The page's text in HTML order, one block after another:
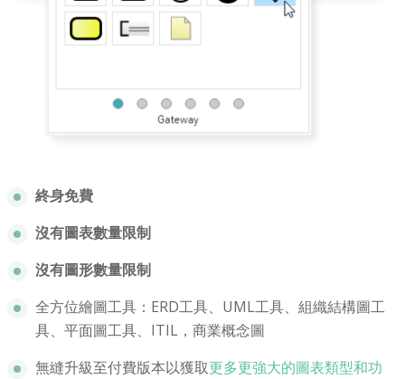
終身免費
沒有圖表數量限制
沒有圖形數量限制
全方位繪圖工具：ERD工具、UML工具、組織結構圖工
具、平面圖工具、ITIL，商業概念圖
無縫升級至付費版本以獲取更多更強大的圖表類型和功